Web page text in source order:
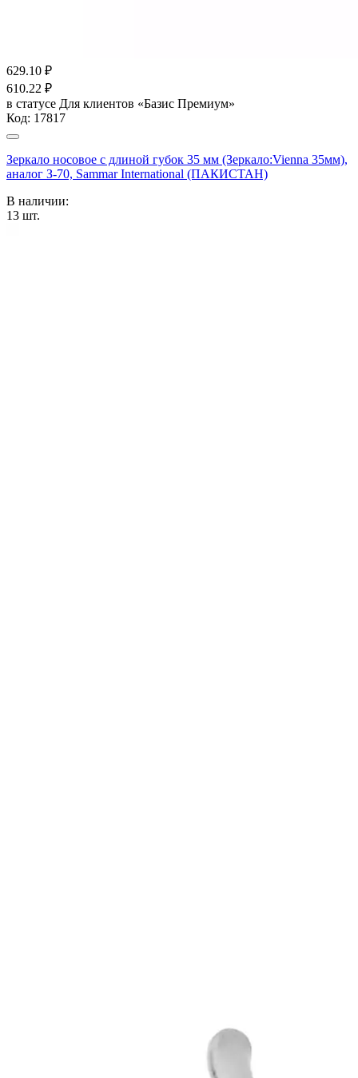
629.10 ₽
610.22 ₽
в статусе Для клиентов «Базис Премиум»
Код: 17817
Зеркало носовое с длиной губок 35 мм (Зеркало:Vienna 35мм),
аналог З-70, Sammar International (ПАКИСТАН)
В наличии:
13 шт.